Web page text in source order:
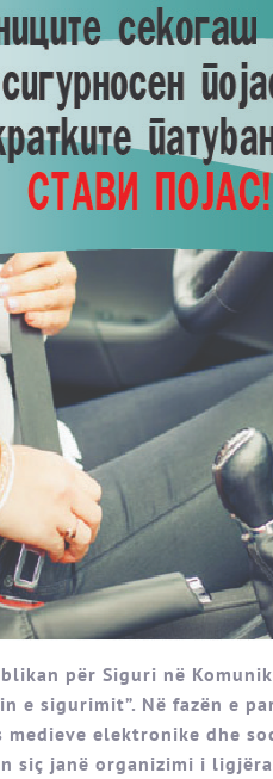
për Siguri në
e sigurimit”. Në fazën e
elektronike dhe
siç janë organizimi i